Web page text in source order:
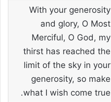
With your generosity
and glory, O Most
Merciful, O God, my
thirst has reached the
limit of the sky in your
generosity, so make
what I wish come true.